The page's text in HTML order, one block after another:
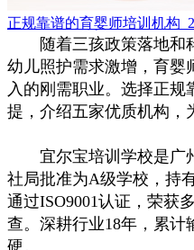
正规靠谱的育婴师培训机构
随着三孩政策落地和
幼儿照护需求激增，育婴
入的刚需职业。选择正
提，介绍五家优质机构，
宜尔宝培训学校是广
社局批准为A级学校，持
通过ISO9001认证，荣获
查。深耕行业18年，累计
硬。